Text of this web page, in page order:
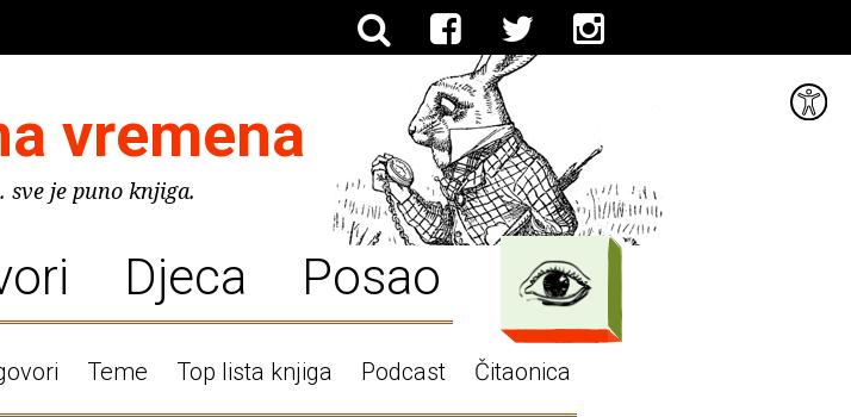
vremena
sve je puno knjiga.
Djeca Posao
Teme Top lista knjiga Podcast Čitaonica